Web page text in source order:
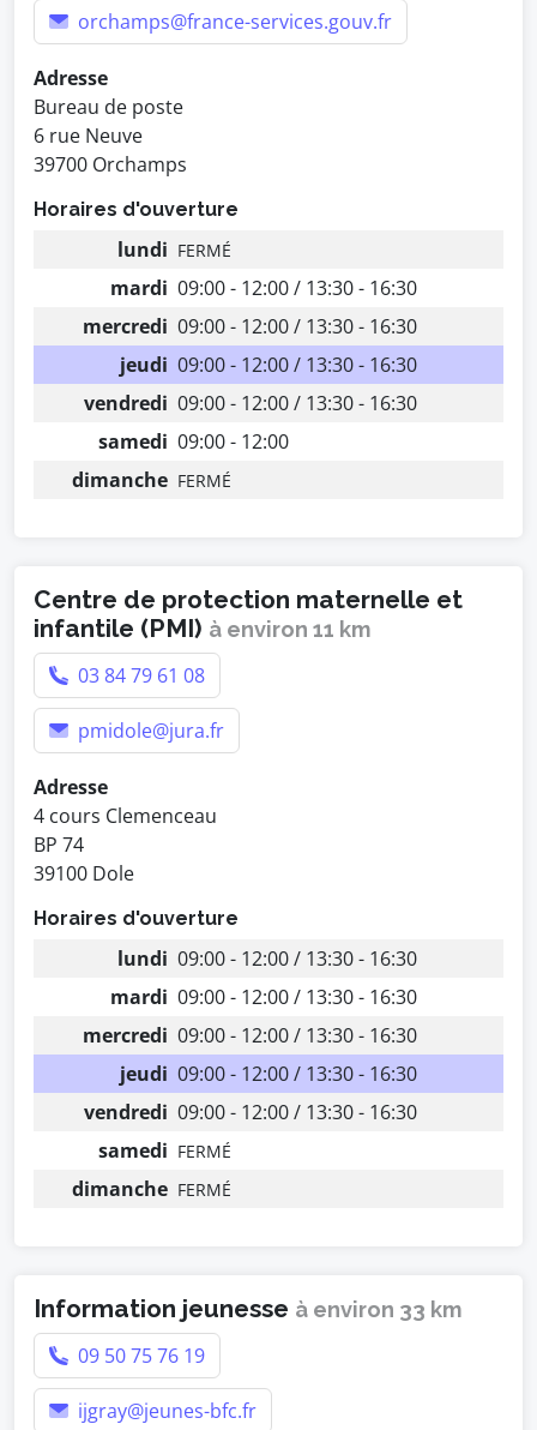
orchamps@france-services.gouv.fr
Adresse
Bureau de poste
6 rue Neuve
39700 Orchamps
Horaires d'ouverture
lundi FERMÉ
mardi 09:00 - 12:00 / 13:30 - 16:30
mercredi 09:00 - 12:00 / 13:30 - 16:30
jeudi 09:00 - 12:00 / 13:30 - 16:30
vendredi 09:00 - 12:00 / 13:30 - 16:30
samedi 09:00 - 12:00
dimanche FERMÉ
Centre de protection maternelle et
infantile (PMI) à environ 11 km
03 84 79 61 08
pmidole@jura.fr
Adresse
4 cours Clemenceau
BP 74
39100 Dole
Horaires d'ouverture
lundi 09:00 - 12:00 / 13:30 - 16:30
mardi 09:00 - 12:00 / 13:30 - 16:30
mercredi 09:00 - 12:00 / 13:30 - 16:30
jeudi 09:00 - 12:00 / 13:30 - 16:30
vendredi 09:00 - 12:00 / 13:30 - 16:30
samedi FERMÉ
dimanche FERMÉ
Information jeunesse à environ 33 km
09 50 75 76 19
ijgray@jeunes-bfc.fr